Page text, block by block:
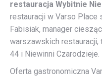
restauracja Wybitnie
restauracji w Varso Place
Fabisiak, manager
warszawskich restauracji,
44 i Niewinni Czarodzieje.
Oferta gastronomiczna